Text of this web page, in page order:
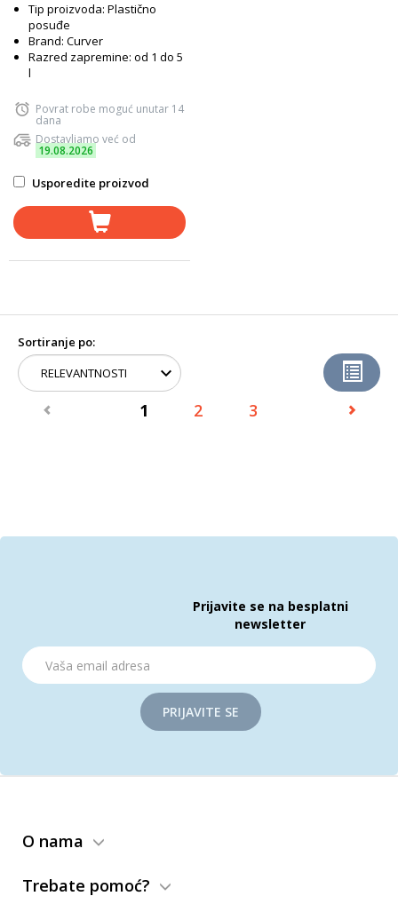
Tip proizvoda: Plastično
posuđe
Brand: Curver
Razred zapremine: od 1 do 5
l
Povrat robe moguć unutar 14
dana
Dostavljamo već od
19.08.2026
Usporedite proizvod
Sortiranje po:
1 2 3
Prijavite se na besplatni
newsletter
PRIJAVITE SE
O nama
Trebate pomoć?